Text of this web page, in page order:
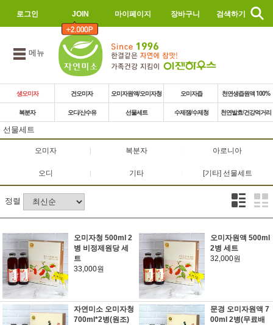
로그인 JOIN 마이페이지 장바구니 검색하기
메뉴
생오미자 건오미자 오미자원액/오미자청 오미자즙 천연생즙원액 100%
복분자 오디/산수유 선물세트 수제잼/수제청
천연발효/건강먹거리
선물세트
오미자 복분자 아로니아
오디 기타 [기타] 선물세트
정렬
오미자청 500ml 2
병 비정제원당 세
트
33,000원
오미자원액 500ml
2병 세트
32,000원
자연미소 오미자청
700ml*2병(원조)
문경 오미자원액 7
00ml 2병(무료배